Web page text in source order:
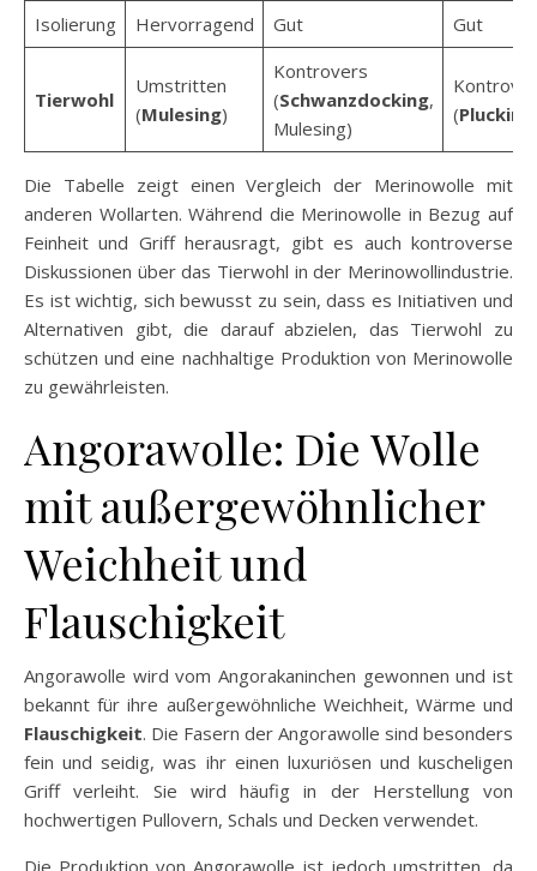
Isolierung Hervorragend Gut Gut
Tierwohl
Umstritten
(Mulesing)
Kontrovers
(Schwanzdocking,
Mulesing)
(Plucking
Die Tabelle zeigt einen Vergleich der Merinowolle mit
anderen Wollarten. Während die Merinowolle in Bezug auf
Feinheit und Griff herausragt, gibt es auch kontroverse
Diskussionen über das Tierwohl in der Merinowollindustrie.
Es ist wichtig, sich bewusst zu sein, dass es Initiativen und
Alternativen gibt, die darauf abzielen, das Tierwohl zu
schützen und eine nachhaltige Produktion von Merinowolle
zu gewährleisten.
Angorawolle: Die Wolle
mit außergewöhnlicher
Weichheit und
Flauschigkeit
Angorawolle wird vom Angorakaninchen gewonnen und ist
bekannt für ihre außergewöhnliche Weichheit, Wärme und
Flauschigkeit. Die Fasern der Angorawolle sind besonders
fein und seidig, was ihr einen luxuriösen und kuscheligen
Griff verleiht. Sie wird häufig in der Herstellung von
hochwertigen Pullovern, Schals und Decken verwendet.